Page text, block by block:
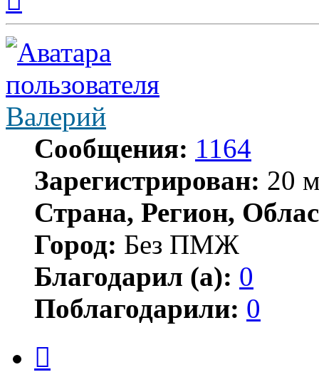
началу
Валерий
Сообщения: 1164
Зарегистрирован: 20
Страна, Регион,
Город: Без ПМЖ
Благодарил (а): 0
Поблагодарили: 0